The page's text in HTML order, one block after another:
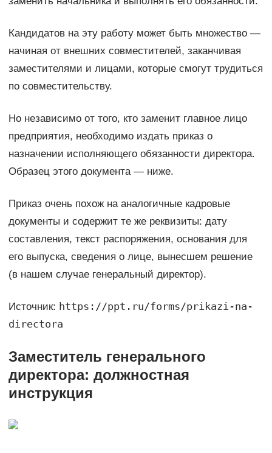
Кандидатов на эту работу может быть множество —
начиная от внешних совместителей, заканчивая
заместителями и лицами, которые смогут трудиться
по совместительству.
Но независимо от того, кто заменит главное лицо
предприятия, необходимо издать приказ о
назначении исполняющего обязанности директора.
Образец этого документа — ниже.
Приказ очень похож на аналогичные кадровые
документы и содержит те же реквизиты: дату
составления, текст распоряжения, основания для
его выпуска, сведения о лице, вынесшем решение
(в нашем случае генеральный директор).
Источник: https://ppt.ru/forms/prikazi-na-
directora
Заместитель генерального
директора: должностная
инструкция